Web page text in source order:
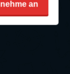
nehme an